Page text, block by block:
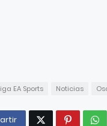
EA Sports Noticias